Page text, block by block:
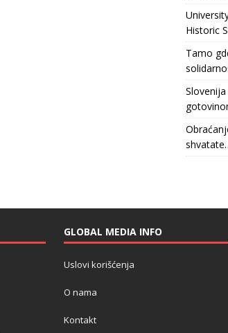
Historic
Tamo
GLOBAL MEDIA INFO
Uslovi korišćenja
O nama
Kontakt